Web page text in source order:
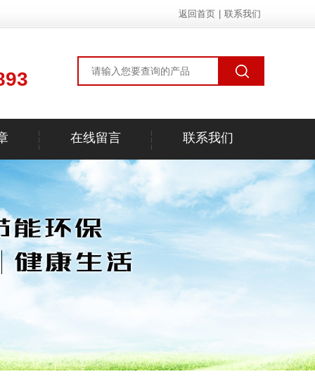
返回首页 联系我们
在线留言 联系我们